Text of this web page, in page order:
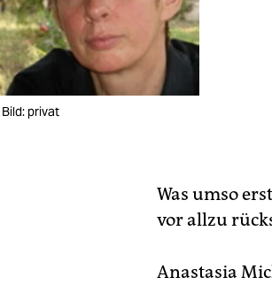
Bild: privat
Was umso
vor allzu
Anastasia